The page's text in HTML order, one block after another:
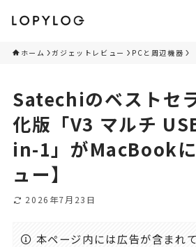
ホーム ガジェットレビュー PCと周辺機器
Satechiのベストセ
化版「V3 マルチ
in-1」がMacBook
ュー】
2026年7月23日
本ページ内には広告が含まれて